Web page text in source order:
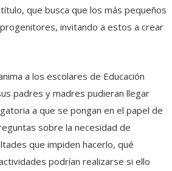
que busca que los más pequeños
invitando a estos a crear
a los escolares de Educación
padres y madres pudieran llegar
a que se pongan en el papel de
sobre la necesidad de
que impiden hacerlo, qué
podrían realizarse si ello